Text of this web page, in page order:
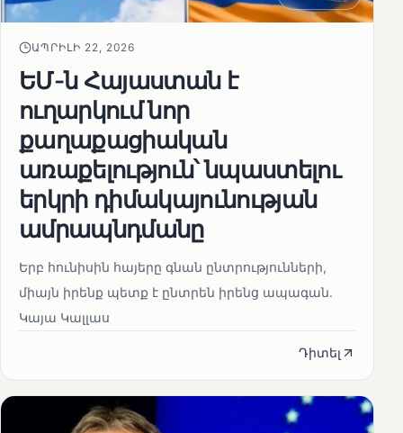
ԱՊՐԻԼԻ 22, 2026
ԵՄ-ն Հայաստան է
ուղարկում նոր
քաղաքացիական
առաքելություն՝ նպաստելու
երկրի դիմակայունության
ամրապնդմանը
Երբ հունիսին հայերը գնան ընտրությունների,
միայն իրենք պետք է ընտրեն իրենց ապագան.
Կայա Կալլաս
Դիտել